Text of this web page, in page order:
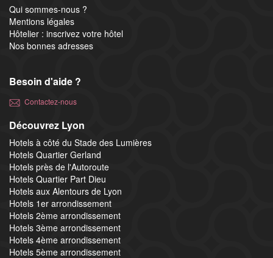
Qui sommes-nous ?
Mentions légales
Hôtelier : inscrivez votre hôtel
Nos bonnes adresses
Besoin d'aide ?
Contactez-nous
Découvrez Lyon
Hotels à côté du Stade des Lumières
Hotels Quartier Gerland
Hotels près de l'Autoroute
Hotels Quartier Part Dieu
Hotels aux Alentours de Lyon
Hotels 1er arrondissement
Hotels 2ème arrondissement
Hotels 3ème arrondissement
Hotels 4ème arrondissement
Hotels 5ème arrondissement